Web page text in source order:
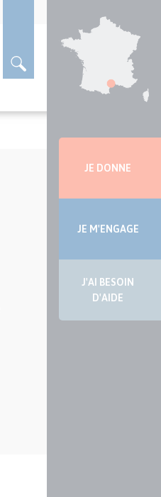
latéraleJE DONNE
JE M'ENGAGE
J'AI BESOIN
D'AIDE